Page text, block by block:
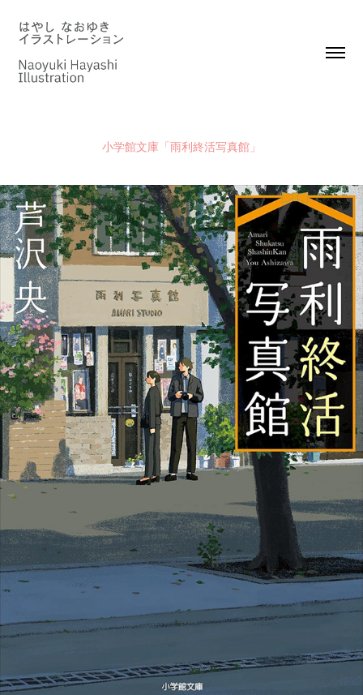
小学館文庫「雨利終活写真館」